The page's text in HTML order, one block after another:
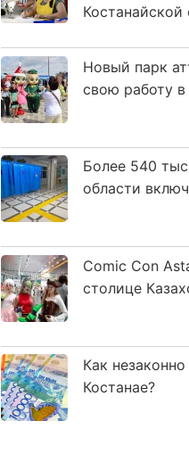
Костанайской
Новый парк
свою работу
Более 540
области
Comic Con
столице
Как
Костанае?